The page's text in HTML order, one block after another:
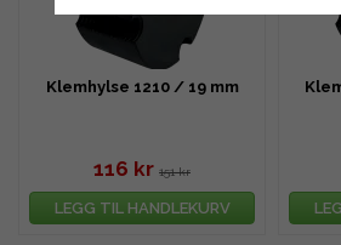
Klemhylse 1210 / 19 mm
116 kr 151 kr
LEGG TIL HANDLEKURV